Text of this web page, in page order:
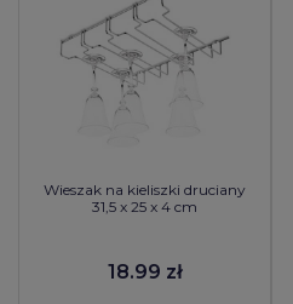
Wieszak na kieliszki druciany
31,5 x 25 x 4 cm
18.99 zł